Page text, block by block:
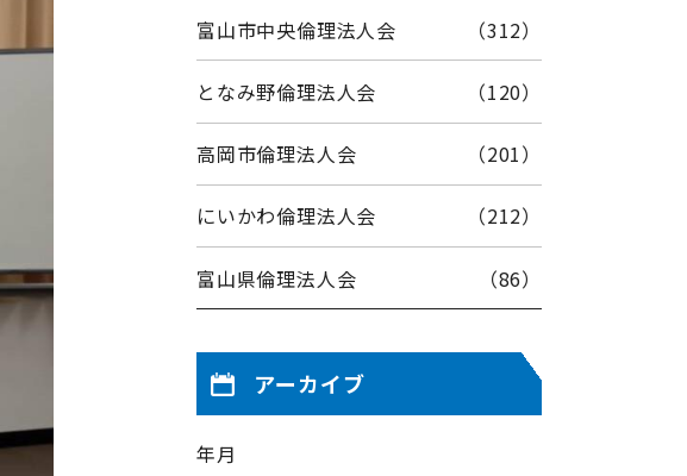
富山市中央倫理法人会 （312）
となみ野倫理法人会 （120）
高岡市倫理法人会 （201）
にいかわ倫理法人会 （212）
富山県倫理法人会 （86）
アーカイブ
年月